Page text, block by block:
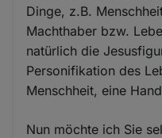
Dinge, z.B.
Machthaber bzw.
natürlich die
Personifikation des
Menschheit, eine
Nun möchte ich Sie